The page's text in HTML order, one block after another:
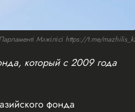
Мәжілісі https://t.me/
который с 2009 года
фонда